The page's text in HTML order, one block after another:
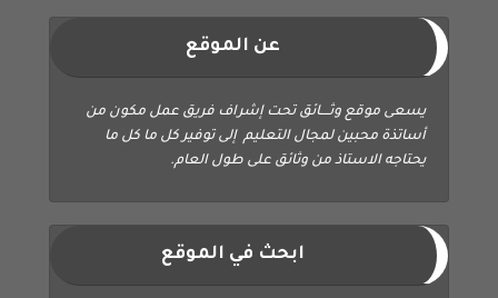
عن الموقع
يسعى موقع وثــــائق تحت إشراف فريق عمل مكون من
أساتذة محبين لمجال التعليم إلى توفير كل ما كل ما
يحتاجه الاستاذ من وثائق على طول العام.
ابحث في الموقع